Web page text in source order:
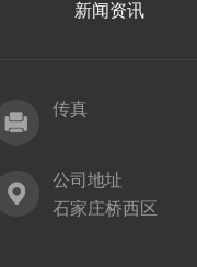
新闻资讯
传真
公司地址
石家庄桥西区